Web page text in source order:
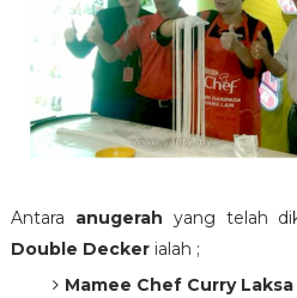
Antara anugerah yang telah
Double Deckerialah ;
Mamee Chef Curry Laksa